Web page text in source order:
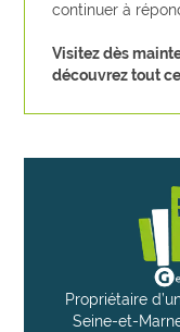
continuer à
Visitez dès
découvrez tout
Propriétaire
Seine-et-